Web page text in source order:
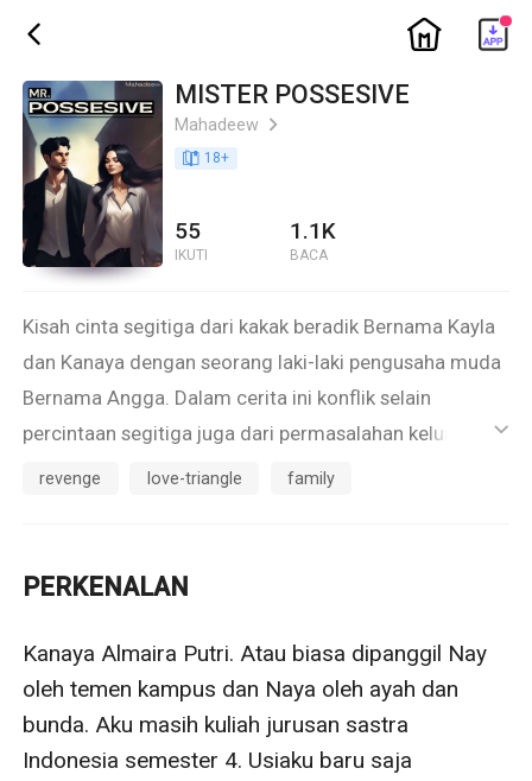
ic_back ic_home
MISTER POSSESIVE
Mahadeew ic_arrow_right
book_age 18+
55
IKUTI
1.1K
BACA
Kisah cinta segitiga dari kakak beradik Bernama Kayla
dan Kanaya dengan seorang laki-laki pengusaha muda
Bernama Angga. Dalam cerita ini konflik selain
percintaan segitiga juga dari permasalahan keluarga
yang terjadi dalam keluarga Kanaya, Kanaya yang
kakaknya Kayla.
ic_default
revenge love-triangle family
PERKENALAN
Kanaya Almaira Putri. Atau biasa dipanggil Nay
oleh temen kampus dan Naya oleh ayah dan
bunda. Aku masih kuliah jurusan sastra
Indonesia semester 4. Usiaku baru saja